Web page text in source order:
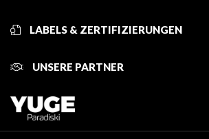
LABELS & ZERTIFIZIERUNGEN
UNSERE PARTNER